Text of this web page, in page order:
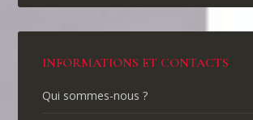
INFORMATIONS ET CONTACTS
Qui sommes-nous ?